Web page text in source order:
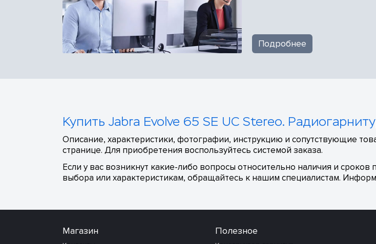
Подробнее
Купить Jabra Evolve 65 SE UC Stereo.
Описание, характеристики, фотографии, инструкцию и сопутствующие
странице. Для приобретения воспользуйтесь системой заказа.
Если у вас возникнут какие-либо вопросы относительно наличия и
выбора или характеристикам, обращайтесь к нашим специалистам.
Магазин Полезное